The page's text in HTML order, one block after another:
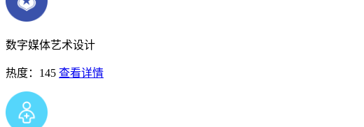
数字媒体艺术设计
热度：145 查看详情